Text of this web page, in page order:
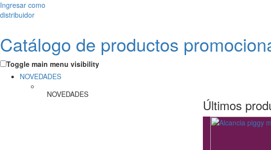
Ingresar como
distribuidor
Catálogo de productos
Toggle main menu visibility
NOVEDADES
NOVEDADES
Últimos